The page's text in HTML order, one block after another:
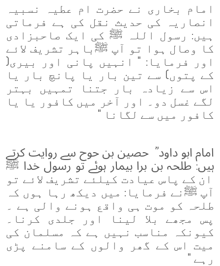
امام بخاری نے حضرت ام عطیہ نسبیہ
انصاریہ کی حدیث نقل کی ہے فرماتی
ہیں: رسول اللہ ﷺ کی ایک صاحبزادی
کا وصال ہوا تو آپ ﷺباہر تشریف لائے
اور فرمایا: " انہیں پانی اور بیری(
کے پتوں) سے تین بار یا پانچ بار یا
اس سے زیادہ بار جتنا تمہیں بہتر
لگے غسل دو۔ اور آخر میں کافور یا یا
کافور میں سے لگانا "
امام ابو داود ؒ حصین بن حوح سے روایت کرتے
ہیں: طلحہ بن برا بیمار ہوئے تو رسول خدا ﷺ
ان کے پاس عیادت کیلئے تشریف لائے تو
آپ ﷺنے فرمایا: میں دیکھ رہا ہوں کہ
طلحہ کو موت ہی واقع ہونے والی ہے ۔
پس مجھے بلا لینا اور جلدی کرنا۔
کیونکہ مناسب نہیں ہے کہ مسلمان کی
میت اس کے گھر والوں کے سامنے پڑی
رہے "